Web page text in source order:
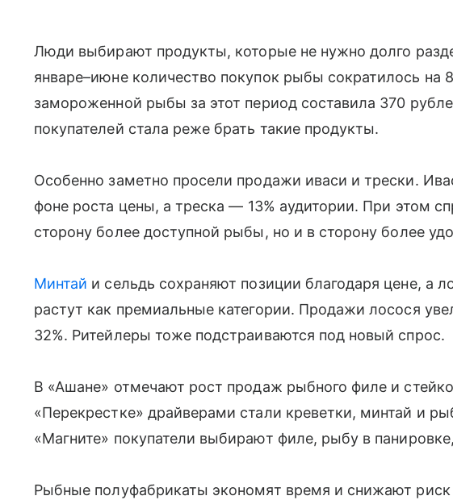
Люди выбирают продукты, которые не нужно долго
январе–июне количество покупок рыбы сократилось на
замороженной рыбы за этот период составила 370
покупателей стала реже брать такие продукты.
Особенно заметно просели продажи иваси и трески.
фоне роста цены, а треска — 13% аудитории. При этом
сторону более доступной рыбы, но и в сторону более
Минтай и сельдь сохраняют позиции благодаря цене, а
растут как премиальные категории. Продажи лосося
32%. Ритейлеры тоже подстраиваются под новый спрос.
В «Ашане» отмечают рост продаж рыбного филе и
«Перекрестке» драйверами стали креветки, минтай и
«Магните» покупатели выбирают филе, рыбу в
Рыбные полуфабрикаты экономят время и снижают риск